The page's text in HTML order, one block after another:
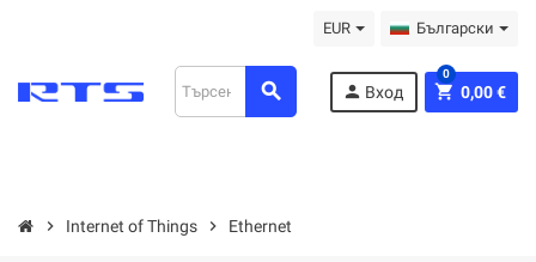
EUR Български
search person Вход shopping_cart 0,00 €
0
chevron_right Internet of Things chevron_right Ethernet